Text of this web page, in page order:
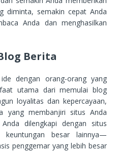
diminta, semakin cepat Anda
Anda dan menghasilkan
Berita
dengan orang-orang yang
utama dari memulai blog
loyalitas dan kepercayaan,
yang membanjiri situs Anda
dilengkapi dengan situs
besar lainnya—
penggemar yang lebih besar